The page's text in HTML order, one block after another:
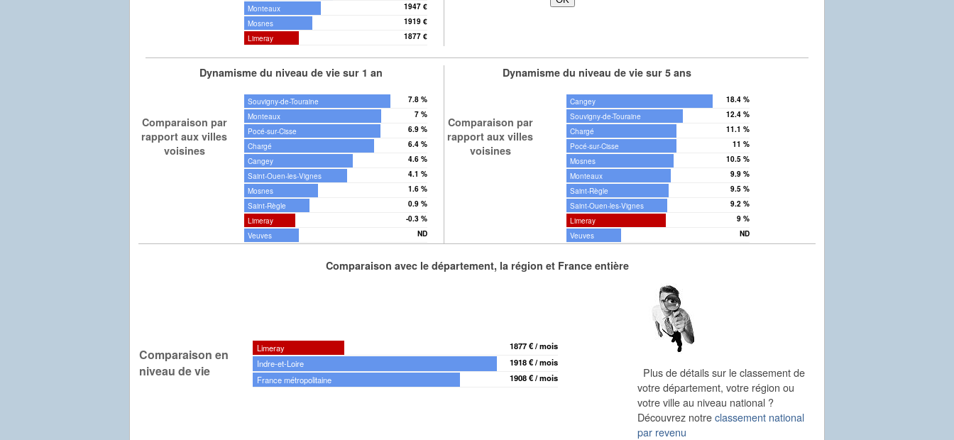
Monteaux 1947 €
Mosnes 1919 €
Limeray 1877 €
Dynamisme du niveau de vie sur 1 an
Comparaison par
rapport aux villes
voisines
Souvigny-de-Touraine 7.8 %
Monteaux 7 %
Pocé-sur-Cisse 6.9 %
Chargé 6.4 %
Cangey 4.6 %
Saint-Ouen-les-Vignes 4.1 %
Mosnes 1.6 %
Saint-Règle 0.9 %
Limeray -0.3 %
Veuves ND
Dynamisme du niveau de vie sur 5 ans
Comparaison par
rapport aux villes
voisines
Cangey 18.4 %
Souvigny-de-Touraine 12.4 %
Chargé 11.1 %
Pocé-sur-Cisse 11 %
Mosnes 10.5 %
Monteaux 9.9 %
Saint-Règle 9.5 %
Saint-Ouen-les-Vignes 9.2 %
Limeray 9 %
Veuves ND
Comparaison avec le département, la région et France entière
Comparaison en
niveau de vie
Limeray
1877 € / mois
Indre-et-Loire
1918 € / mois
France métropolitaine
1908 € / mois
Plus de détails sur le classement de
votre département, votre région ou
votre ville au niveau national ?
Découvrez notreclassement national
par revenu